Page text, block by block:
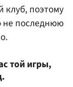
поэтому
не последнюю
той игры,